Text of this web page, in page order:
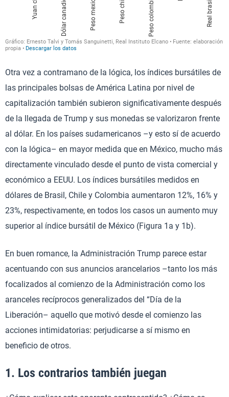
Otra vez a contramano de la lógica, los índices bursátiles de
las principales bolsas de América Latina por nivel de
capitalización también subieron significativamente después
de la llegada de Trump y sus monedas se valorizaron frente
al dólar. En los países sudamericanos –y esto sí de acuerdo
con la lógica– en mayor medida que en México, mucho más
directamente vinculado desde el punto de vista comercial y
económico a EEUU. Los índices bursátiles medidos en
dólares de Brasil, Chile y Colombia aumentaron 12%, 16% y
23%, respectivamente, en todos los casos un aumento muy
superior al índice bursátil de México (Figura 1a y 1b).
En buen romance, la Administración Trump parece estar
acentuando con sus anuncios arancelarios –tanto los más
focalizados al comienzo de la Administración como los
aranceles recíprocos generalizados del “Día de la
Liberación– aquello que motivó desde el comienzo las
acciones intimidatorias: perjudicarse a sí mismo en
beneficio de otros.
1. Los contrarios también juegan